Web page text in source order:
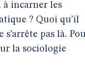
incarner les
? Quoi qu’il
s’arrête pas là.
la sociologie